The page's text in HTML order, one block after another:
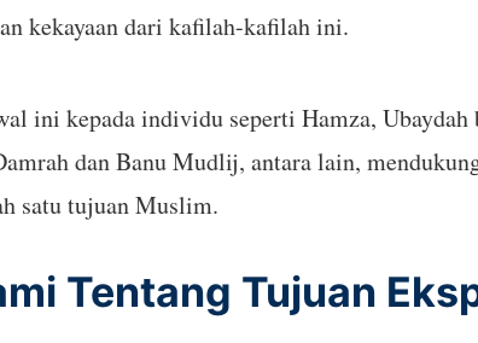
kekayaan dari kafilah-kafilah ini.
ini kepada individu seperti Hamza,
dan Banu Mudlij, antara lain,
satu tujuan Muslim.
Tentang Tujuan